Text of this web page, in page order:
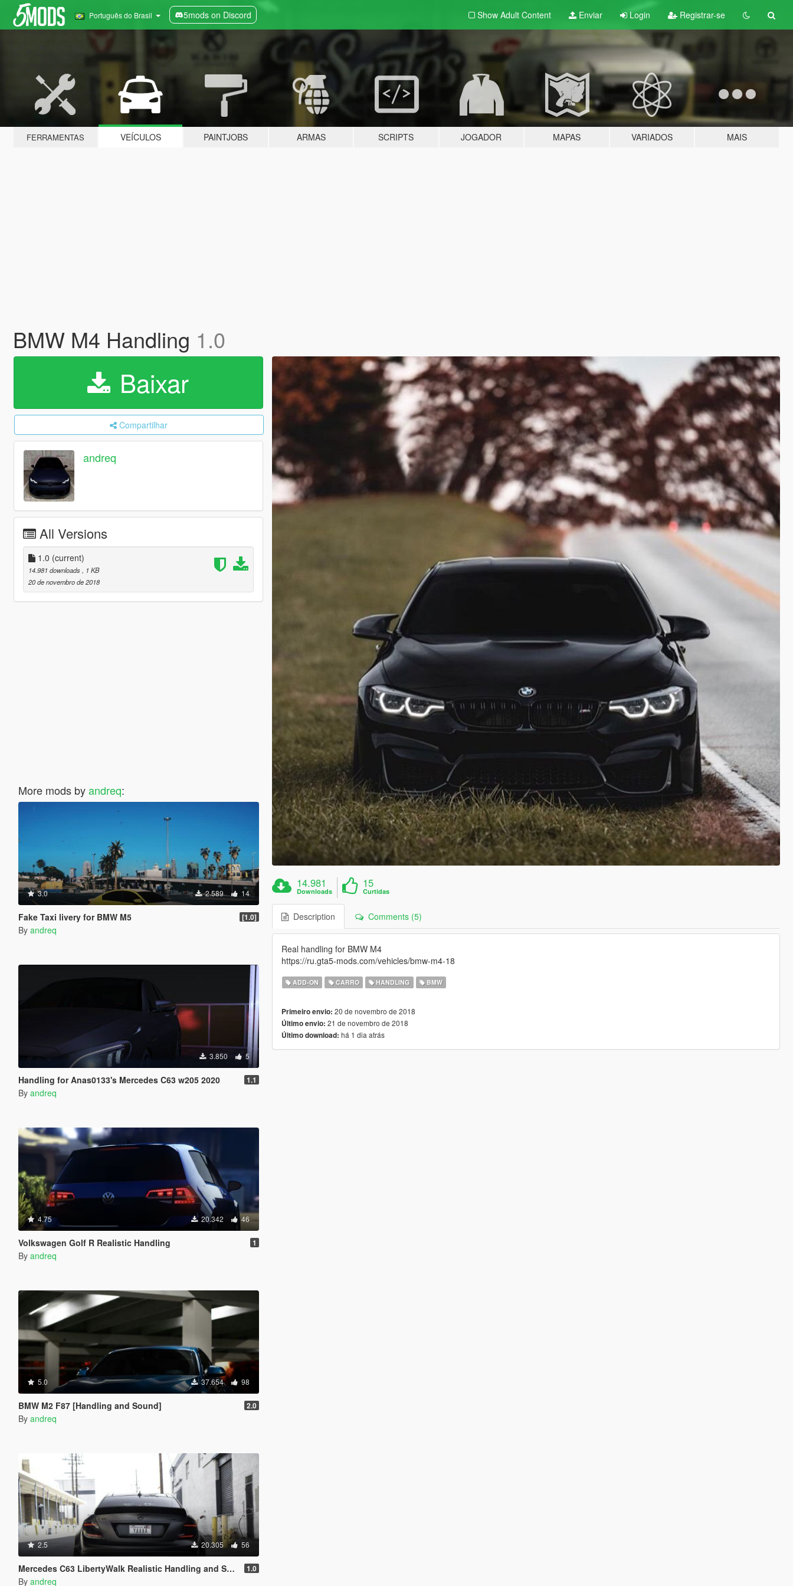
Português do Brasil 5mods on Discord Show Adult Content Enviar Login Registrar-se
FERRAMENTAS VEÍCULOS PAINTJOBS ARMAS SCRIPTS JOGADOR MAPAS VARIADOS MAIS
BMW M4 Handling 1.0
Baixar
Compartilhar
andreq
All Versions
1.0 (current)
14.981 downloads
, 1 KB
20 de novembro de 2018
More mods byandreq:
3.0 2.589 14
Fake Taxi livery for BMW M5 [1.0]
By andreq
3.850 5
Handling for Anas0133's Mercedes C63 w205 2020 1.1
By andreq
4.75 20.342 46
Volkswagen Golf R Realistic Handling 1
By andreq
5.0 37.654 98
BMW M2 F87 [Handling and Sound] 2.0
By andreq
2.5 20.305 56
Mercedes C63 LibertyWalk Realistic Handling and Sound 1.0
By andreq
14.981
Downloads
15
Curtidas
Description Comments (5)
Real handling for BMW M4
https://ru.gta5-mods.com/vehicles/bmw-m4-18
ADD-ON CARRO HANDLING BMW
Primeiro envio: 20 de novembro de 2018
Último envio: 21 de novembro de 2018
Último download: há 1 dia atrás